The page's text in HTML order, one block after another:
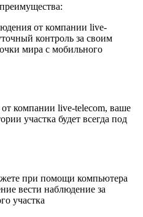
от компании live-
контроль за своим
мира с мобильного
компании live-telecom, ваше
участка будет всегда под
при помощи компьютера
вести наблюдение за
участка